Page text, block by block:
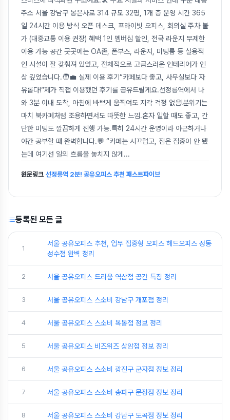
주소 서울 강남구 봉은사로 314 규모 32평, 1개 층 운영 시간 365
일 24시간 이용 방식 오픈 데스크, 프라이빗 오피스, 회의실 주차 불
가 (대중교통 이용 권장) 혜택 1인 멤버십 할인, 전국 라운지 무제한
이용 가능 공간 곳곳에는 OA존, 폰부스, 라운지, 미팅룸 등 실용적
인 시설이 잘 갖춰져 있었고, 전체적으로 고급스러운 인테리어가 인
상 깊었습니다.🧑‍💼 실제 이용 후기“카페보다 좋고, 사무실보다 자
유롭다!”제가 직접 이용했던 후기를 공유드릴게요.선정릉역에서 나
와 3분 이내 도착, 아침에 바쁘게 움직여도 지각 걱정 없음!분위기는
마치 북카페처럼 조용하면서도 따뜻한 느낌.혼자 일할 때도 좋고, 간
단한 미팅도 깔끔하게 진행 가능.특히 24시간 운영이라 야근하거나
야간 공부할 때 완벽합니다.💬 “카페는 시끄럽고, 집은 집중이 안 됐
는데 여기선 일의 흐름을 놓치지 않게...
원문링크 선정릉역 2분! 공유오피스 추천 패스트파이브
등록된 모든 글
1
서울 공유오피스 추천, 업무 집중형 오피스 헤드오피스 성동
성수점 완벽 정리
2 서울 공유오피스 드리움 역삼점 공간 특징 정리
3 서울 공유오피스 스소비 강남구 개포점 정리
4 서울 공유오피스 스소비 목동점 정보 정리
5 서울 공유오피스 비즈위즈 상암점 정보 정리
6 서울 공유오피스 스소비 광진구 군자점 정보 정리
7 서울 공유오피스 스소비 송파구 문정점 정보 정리
8 서울 공유오피스 스소비 강남구 도곡점 정보 정리